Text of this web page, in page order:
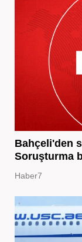
Bahçeli'den
Soruşturma
Haber7